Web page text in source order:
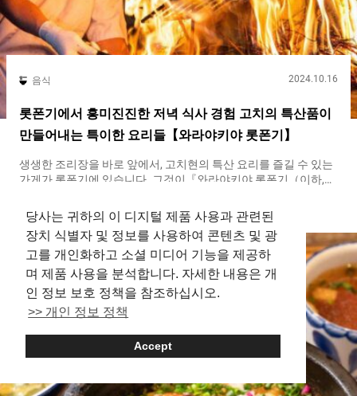
당사는 귀하의 이 디지털 제품 사용과 관련된
장치 식별자 및 정보를 사용하여 콘텐츠 및 광
고를 개인화하고 소셜 미디어 기능을 제공하
며 제품 사용을 분석합니다. 자세한 내용은 개
인 정보 보호 정책을 참조하십시오.
>> 개인 정보 정책
Accept
음식 2024.10.16
롯폰기에서 흥미진진한 저녁 식사 경험 고치의 특산품이
만들어내는 특이한 요리들【와라야키야 롯폰기】
생생한 조리장을 바로 앞에서, 고치현의 특산 요리를 즐길 수 있는
가게가 롯폰기에 있습니다. 그것이『와라야키야 롯폰기（이하,와
６개 점포를 운영하고 있습니다. 『메이부츠(명물) 카츠오(가다랑
어)의 와라야키 시오(소금) 타타키（Lightly grilled bonito）』
１,７４９엔（세금 포함） 장대한 『와라야키（warayaki）』는
박력 만점입니다 일본의 시코쿠 지방에 위치한 고치현에는 풍부한
자연에서 나온 식재료를 사용한 맛있는 요리가 많이 있습니다. 특
히, 『와라야키（warayaki）』라고 불리는 조리법으로 만드는
『가츠오의 타타키（bonito tataki）』는 고치현을 대표하는 요리
로 유명합니다. 『와라야키야（Warayakiya）』에서는 고치현의
와라야키를 그대로 재현합니다. 『메이부츠(명물) 카츠오(가다랑
어)의 와라야키 시오(소금) 타타키（Lightly grilled bonito）』는
큰 가다랑어의 토막에 소금을 뿌린 후, 전용 구이장에서 한번에 구
워냅니다. 카운터 좌석 바로 앞에서 치솟는 불길은 박력이 있습니
다. 현장감 넘치는 조리 모습에 마치 현지 고치현에 있는 듯한 착각